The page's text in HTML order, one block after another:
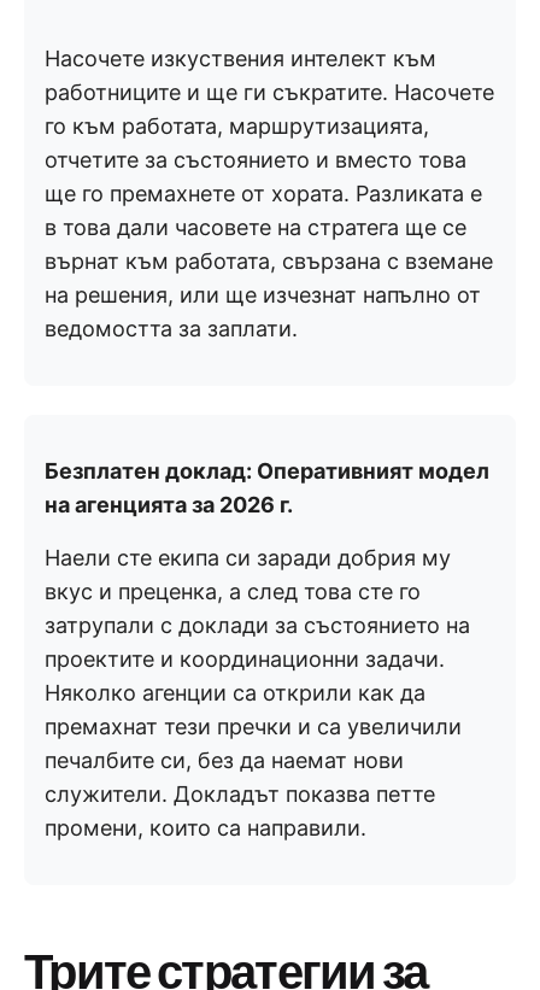
Насочете изкуствения интелект към
работниците и ще ги съкратите. Насочете
го към работата, маршрутизацията,
отчетите за състоянието и вместо това
ще го премахнете от хората. Разликата е
в това дали часовете на стратега ще се
върнат към работата, свързана с вземане
на решения, или ще изчезнат напълно от
ведомостта за заплати.
Безплатен доклад: Оперативният модел
на агенцията за 2026 г.
Наели сте екипа си заради добрия му
вкус и преценка, а след това сте го
затрупали с доклади за състоянието на
проектите и координационни задачи.
Няколко агенции са открили как да
премахнат тези пречки и са увеличили
печалбите си, без да наемат нови
служители. Докладът показва петте
промени, които са направили.
Трите стратегии за